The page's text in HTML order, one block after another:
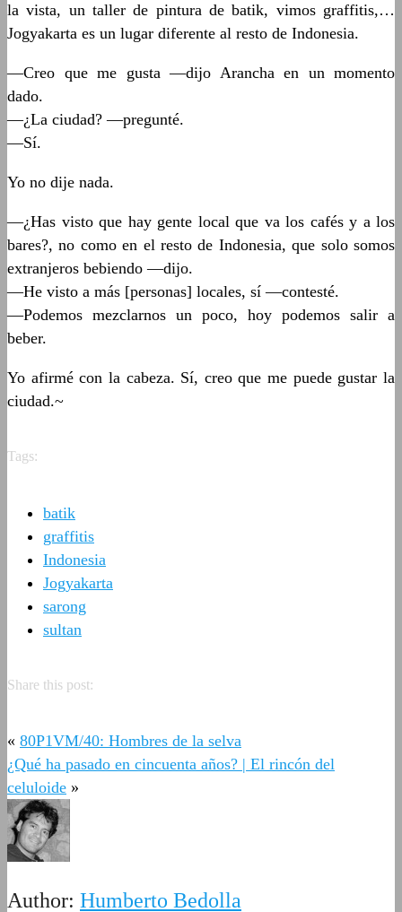
la vista, un taller de pintura de batik, vimos graffitis,…
Jogyakarta es un lugar diferente al resto de Indonesia.
—Creo que me gusta —dijo Arancha en un momento
dado.
—¿La ciudad? —pregunté.
—Sí.
Yo no dije nada.
—¿Has visto que hay gente local que va los cafés y a los
bares?, no como en el resto de Indonesia, que solo somos
extranjeros bebiendo —dijo.
—He visto a más [personas] locales, sí —contesté.
—Podemos mezclarnos un poco, hoy podemos salir a
beber.
Yo afirmé con la cabeza. Sí, creo que me puede gustar la
ciudad.~
Tags:
batik
graffitis
Indonesia
Jogyakarta
sarong
sultan
Share this post:
« 80P1VM/40: Hombres de la selva
¿Qué ha pasado en cincuenta años? | El rincón del
celuloide »
Author: Humberto Bedolla